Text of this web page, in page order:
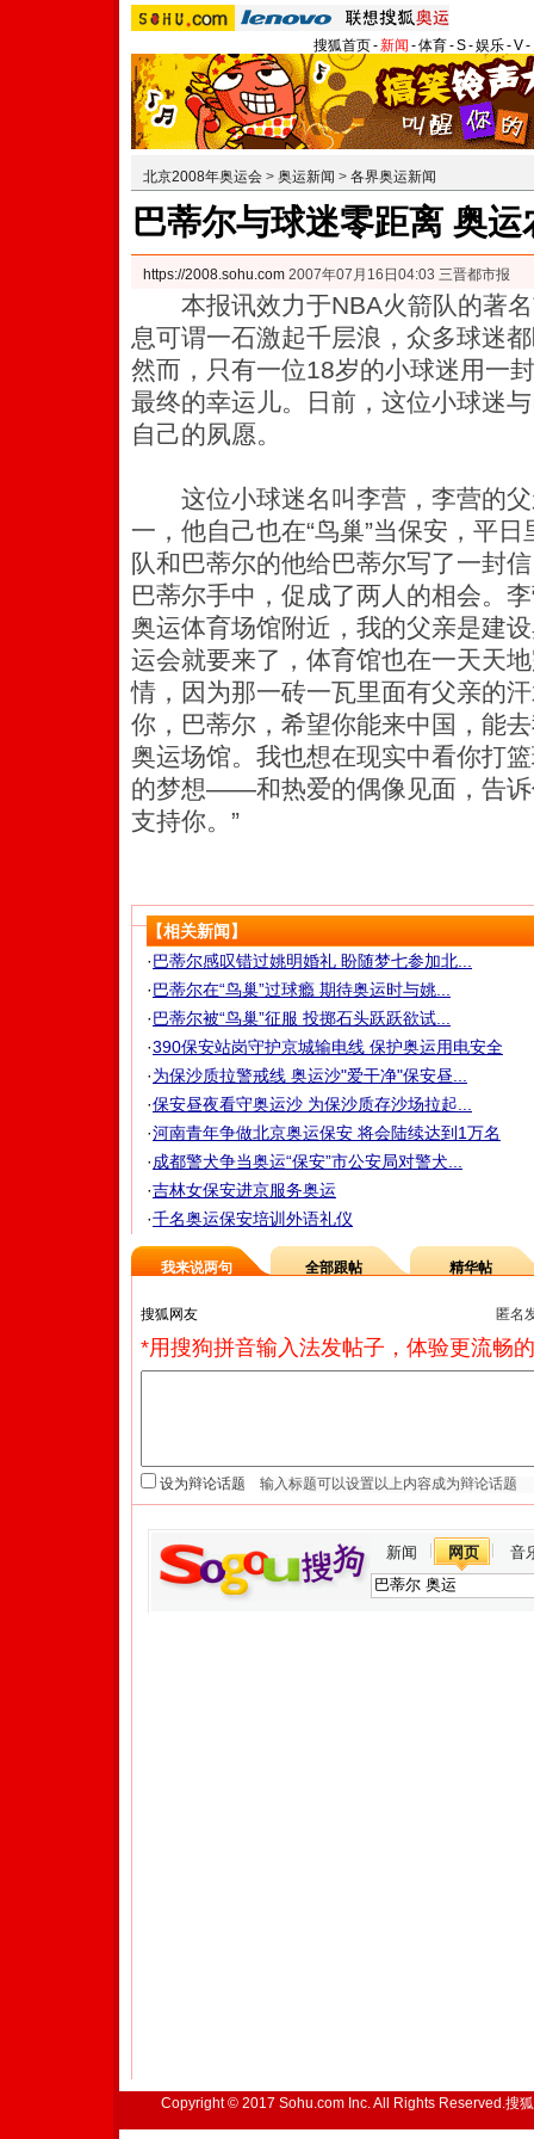
搜狐首页-新闻 -体育-S-娱乐-V-
北京2008年奥运会 > 奥运新闻 > 各界奥运新闻
巴蒂尔与球迷零距离 奥
https://2008.sohu.com 2007年07月16日04:03 三晋都市报
本报讯效力于NBA火箭队的著名
息可谓一石激起千层浪，众多球迷
然而，只有一位18岁的小球迷用一
最终的幸运儿。日前，这位小球迷
自己的夙愿。
这位小球迷名叫李营，李营的父
一，他自己也在“鸟巢”当保安，平
队和巴蒂尔的他给巴蒂尔写了一封
巴蒂尔手中，促成了两人的相会。
奥运体育场馆附近，我的父亲是建
运会就要来了，体育馆也在一天天
情，因为那一砖一瓦里面有父亲的
你，巴蒂尔，希望你能来中国，能
奥运场馆。我也想在现实中看你打
的梦想——和热爱的偶像见面，告
支持你。”
【相关新闻】
·巴蒂尔感叹错过姚明婚礼 盼随梦七参加北...
·巴蒂尔在“鸟巢”过球瘾 期待奥运时与姚...
·巴蒂尔被“鸟巢”征服 投掷石头跃跃欲试...
·390保安站岗守护京城输电线 保护奥运用电安全
·为保沙质拉警戒线 奥运沙"爱干净"保安昼...
·保安昼夜看守奥运沙 为保沙质存沙场拉起...
·河南青年争做北京奥运保安 将会陆续达到1万名
·成都警犬争当奥运“保安”市公安局对警犬...
·吉林女保安进京服务奥运
·千名奥运保安培训外语礼仪
我来说两句 全部跟帖 精华帖
匿名
*用搜狗拼音输入法发帖子，体验更流畅
设为辩论话题
新闻 网页 音
Copyright © 2017 Sohu.com Inc. All Rights Reserved.搜